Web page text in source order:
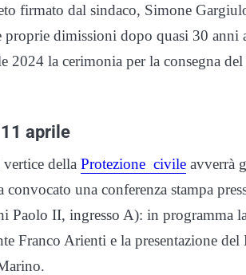
firmato dal sindaco, Simone
proprie dimissioni dopo quasi 30 anni
2024 la cerimonia per la consegna
aprile
della Protezione civile avverrà
una conferenza stampa
Paolo II, ingresso A): in programma
Franco Arienti e la presentazione